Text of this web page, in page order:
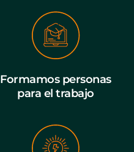
Formamos personas
para el trabajo